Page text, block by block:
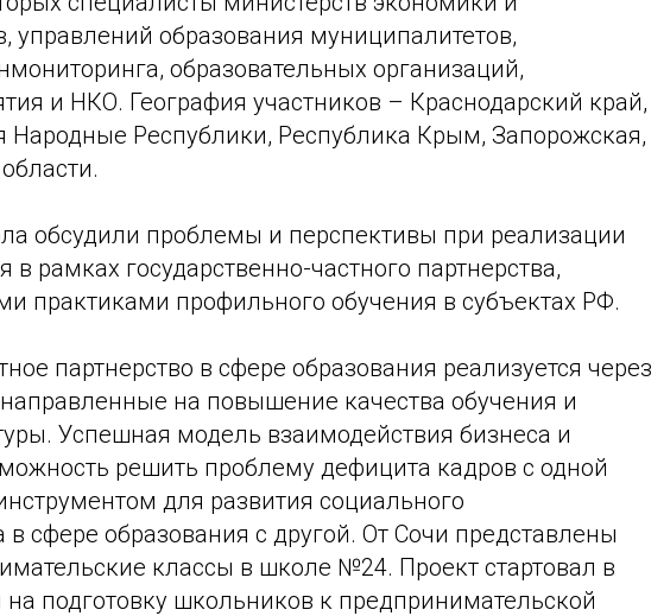
управлений образования муниципалитетов,
образовательных организаций,
и НКО. География участников – Краснодарский край,
Народные Республики, Республика Крым, Запорожская,
обсудили проблемы и перспективы при реализации
рамках государственно-частного партнерства,
практиками профильного обучения в субъектах РФ.
партнерство в сфере образования реализуется через
на повышение качества обучения и
Успешная модель взаимодействия бизнеса и
решить проблему дефицита кадров с одной
для развития социального
сфере образования с другой. От Сочи представлены
классы в школе №24. Проект стартовал в
подготовку школьников к предпринимательской